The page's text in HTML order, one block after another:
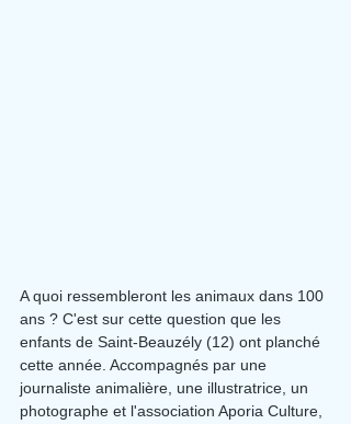
A quoi ressembleront les animaux dans 100
ans ? C'est sur cette question que les
enfants de Saint-Beauzély (12) ont planché
cette année. Accompagnés par une
journaliste animalière, une illustratrice, un
photographe et l'association Aporia Culture,